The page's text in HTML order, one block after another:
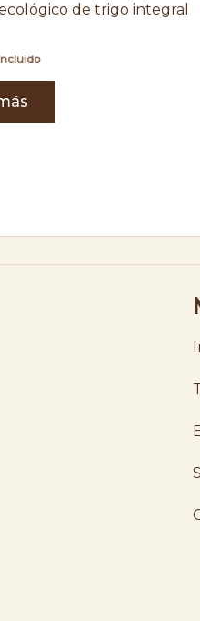
de trigo integral